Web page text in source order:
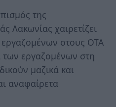
της
Λακωνίας χαιρετίζει
εργαζομένων στους ΟΤΑ
των εργαζομένων στη
μαζικά και
αναφαίρετα